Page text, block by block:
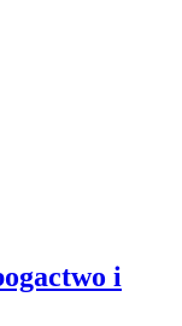
i